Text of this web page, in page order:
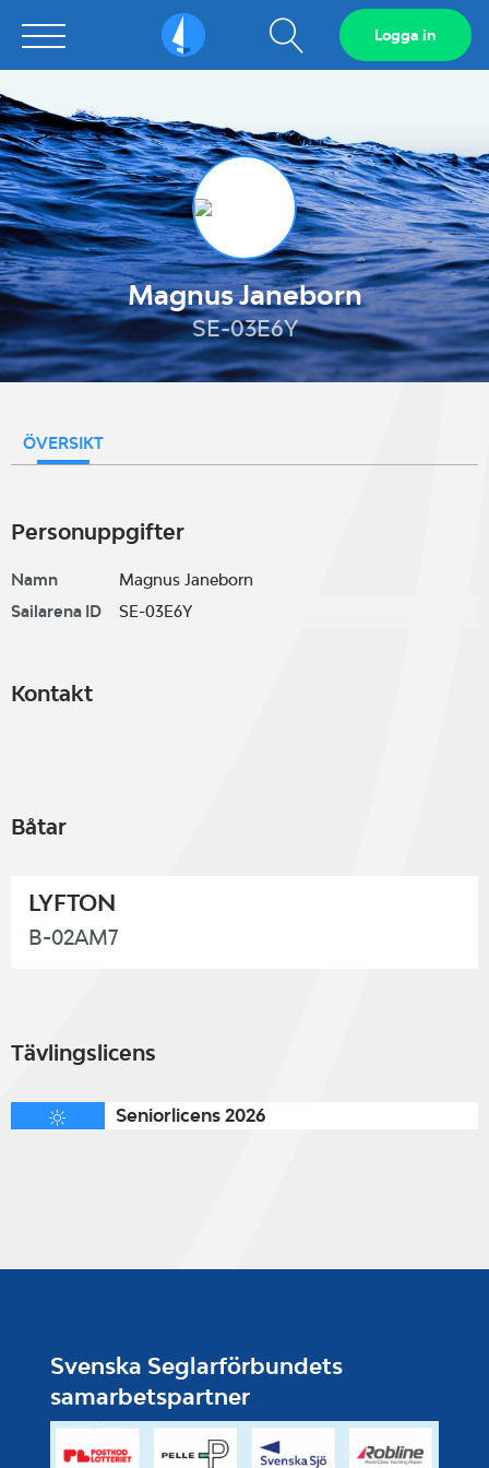
Sailarena Visa
sökfält
Logga in
Magnus Janeborn
SE-03E6Y
ÖVERSIKT
Personuppgifter
Namn
Magnus Janeborn
Sailarena ID
SE-03E6Y
Kontakt
Båtar
LYFTON
B-02AM7
Tävlingslicens
Seniorlicens 2026
Svenska Seglarförbundets
samarbetspartner